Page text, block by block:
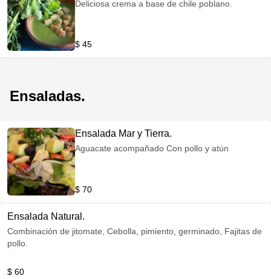
Deliciosa crema a base de chile poblano.
$ 45
Ensaladas.
Ensalada Mar y Tierra.
Aguacate acompañado Con pollo y atún
$ 70
Ensalada Natural.
Combinación de jitomate, Cebolla, pimiento, germinado, Fajitas de
pollo.
$ 60